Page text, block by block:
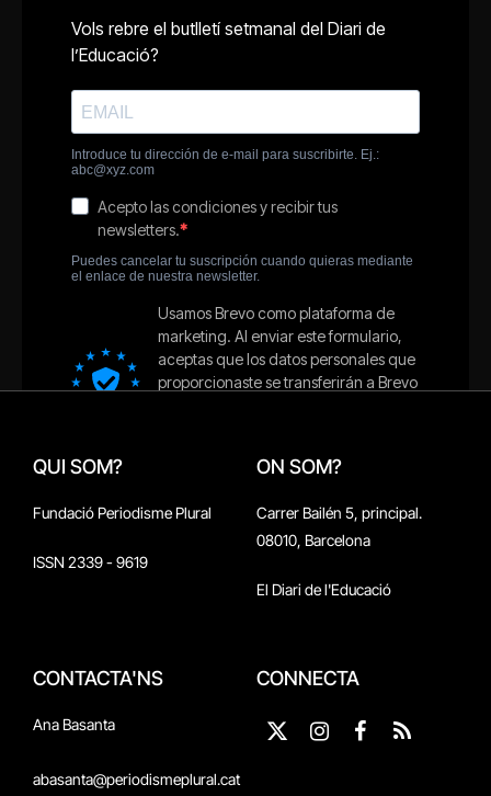
QUI SOM?
Fundació Periodisme Plural
ISSN 2339 - 9619
ON SOM?
Carrer Bailén 5, principal.
08010, Barcelona
El Diari de l'Educació
CONTACTA'NS
Ana Basanta
abasanta@periodismeplural.cat
CONNECTA
X
Instagram
Facebook
RSS